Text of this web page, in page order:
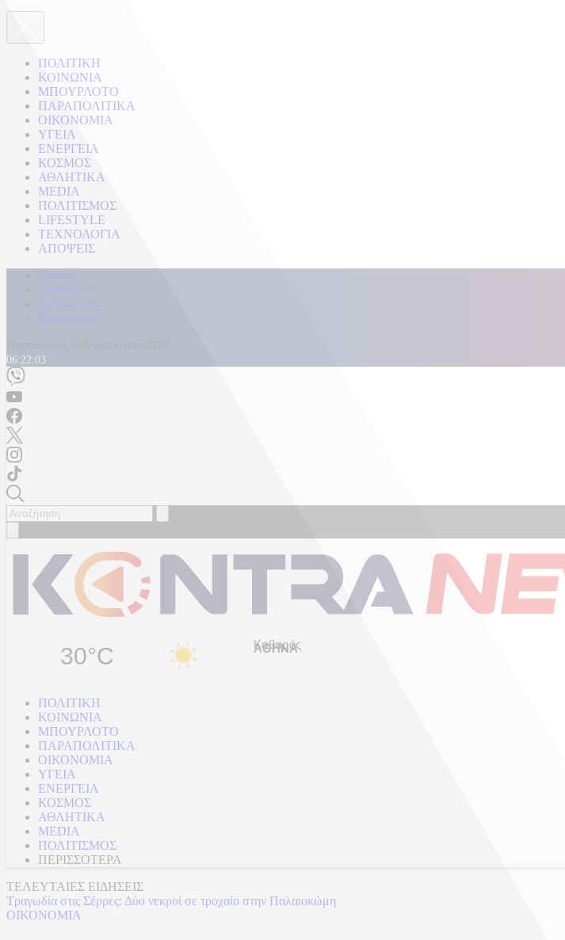
ΠΟΛΙΤΙΚΗ
ΚΟΙΝΩΝΙΑ
ΜΠΟΥΡΛΟΤΟ
ΠΑΡΑΠΟΛΙΤΙΚΑ
ΟΙΚΟΝΟΜΙΑ
ΥΓΕΙΑ
ΕΝΕΡΓΕΙΑ
ΚΟΣΜΟΣ
ΑΘΛΗΤΙΚΑ
MEDIA
ΠΟΛΙΤΙΣΜΟΣ
LIFESTYLE
ΤΕΧΝΟΛΟΓΙΑ
ΑΠΟΨΕΙΣ
Αρχική
Kontra Live
Καταγγελίες
Επικοινωνία
06:22:06
30°C Καθαρός
ΠΟΛΙΤΙΚΗ
ΚΟΙΝΩΝΙΑ
ΜΠΟΥΡΛΟΤΟ
ΠΑΡΑΠΟΛΙΤΙΚΑ
ΟΙΚΟΝΟΜΙΑ
ΥΓΕΙΑ
ΕΝΕΡΓΕΙΑ
ΚΟΣΜΟΣ
ΑΘΛΗΤΙΚΑ
MEDIA
ΠΟΛΙΤΙΣΜΟΣ
ΠΕΡΙΣΣΟΤΕΡΑ
ΤΕΛΕΥΤΑΙΕΣ ΕΙΔΗΣΕΙΣ
Τραγωδία στις Σέρρες: Δύο νεκροί σε τροχαίο στην Παλαιοκώμη
ΟΙΚΟΝΟΜΙΑ